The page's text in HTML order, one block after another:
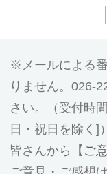
メールによる
りません。026-
さい。（受付時
日・祝日を除く]）
皆さんから【 ご